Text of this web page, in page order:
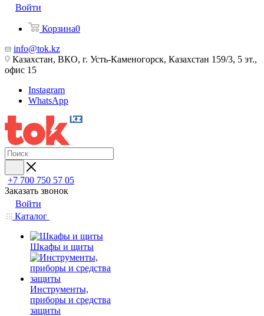
Войти
Корзина0
info@tok.kz
Казахстан, ВКО, г. Усть-Каменогорск, Казахстан 159/3, 5 эт.,
офис 15
Instagram
WhatsApp
+7 700 750 57 05
Заказать звонок
Войти
Каталог
Шкафы и щиты
Инструменты,
приборы и средства
защиты